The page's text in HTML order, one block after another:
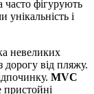
часто фігурують
і
невеликих
дорогу від пляжу.
MVC